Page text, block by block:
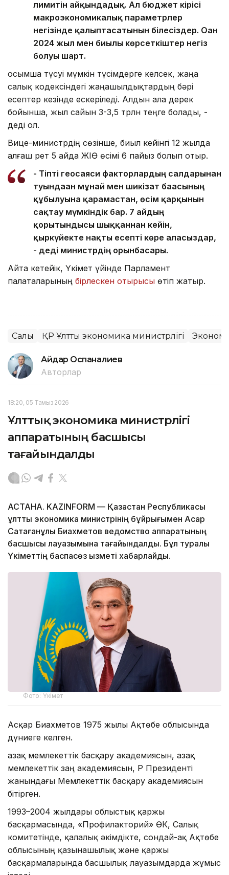
лимитін айқындадық. Ал бюджет кірісі
макроэкономикалық параметрлер
негізінде қалыптасатынын білесіздер. Оған
2024 жыл мен биылғы көрсеткіштер негіз
болуы шарт.
Қосымша түсуі мүмкін түсімдерге келсек, жаңа
салық кодексіндегі жаңашылдықтардың бәрі
есептер кезінде ескеріледі. Алдын ала дерек
бойынша, жыл сайын 3-3,5 трлн теңге болады, -
деді ол.
Вице-министрдің сөзінше, биыл кейінгі 12 жылда
алғаш рет 5 айда ЖІӨ өсімі 6 пайыз болып отыр.
- Тіпті геосаяси факторлардың салдарынан
туындаған мұнай мен шикізат бағасының
құбылуына қарамастан, өсім қарқынын
сақтау мүмкіндік бар. 7 айдың
қорытындысы шыққаннан кейін,
қыркүйекте нақты есепті көре аласыздар,
- деді министрдің орынбасары.
Айта кетейік, Үкімет үйінде Парламент
палаталарының бірлескен отырысы өтіп жатыр.
Салық ҚР Ұлттық экономика министрлігі
Айдар Оспаналиев
Авторлар
18:20, 05 Тамыз 2026
Ұлттық экономика министрлігі
аппаратының басшысы
тағайындалды
АСТАНА. KAZINFORM — Қазақстан Республикасы
ұлттық экономика министрінің бұйрығымен Асқар
Сақтағанұлы Биахметов ведомство аппаратының
басшысы лауазымына тағайындалды. Бұл туралы
Үкіметтің баспасөз қызметі хабарлайды.
Фото: Үкімет
Асқар Биахметов 1975 жылы Ақтөбе облысында
дүниеге келген.
Қазақ мемлекеттік басқару академиясын, Қазақ
мемлекеттік заң академиясын, ҚР Президенті
жанындағы Мемлекеттік басқару академиясын
бітірген.
1993–2004 жылдары облыстық қаржы
басқармасында, «Профилакторий» ӨК, Салық
комитетінде, қалалық әкімдікте, сондай-ақ Ақтөбе
облысының қазынашылық және қаржы
басқармаларында басшылық лауазымдарда жұмыс